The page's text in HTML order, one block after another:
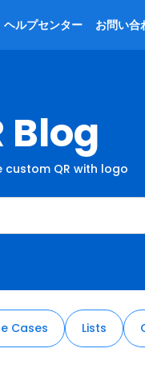
ヘルプセンター お問い合
Blog
QR with logo
Cases Lists